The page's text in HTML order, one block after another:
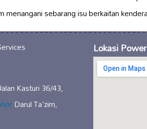
sebarang isu berkaitan
Kasturi 36/43,
Darul Ta'zim,
Lokasi